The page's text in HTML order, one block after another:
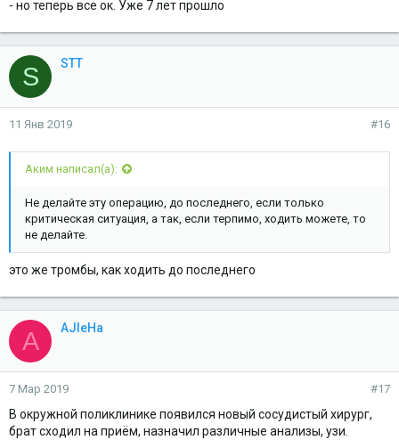
- но теперь все ок. Уже 7 лет прошло
S STT
11 Янв 2019 #16
Аким написал(а):
Не делайте эту операцию, до последнего, если только
критическая ситуация, а так, если терпимо, ходить можете, то
не делайте.
это же тромбы, как ходить до последнего
A AJIeHa
7 Мар 2019 #17
В окружной поликлинике появился новый сосудистый хирург,
брат сходил на приём, назначил различные анализы, узи.